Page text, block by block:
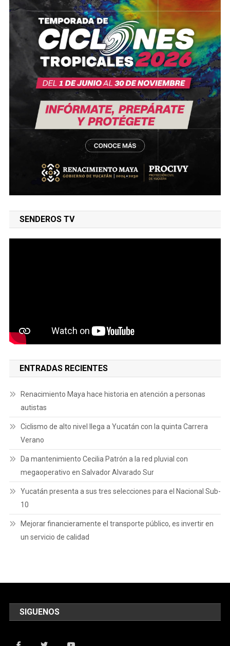
SENDEROS TV
ENTRADAS RECIENTES
Renacimiento Maya hace historia en atención a personas
autistas
Ciclismo de alto nivel llega a Yucatán con la quinta Carrera
Verano
Da mantenimiento Cecilia Patrón a la red pluvial con
megaoperativo en Salvador Alvarado Sur
Yucatán presenta a sus tres selecciones para el Nacional Sub-
10
Mejorar financieramente el transporte público, es invertir en
un servicio de calidad
SIGUENOS